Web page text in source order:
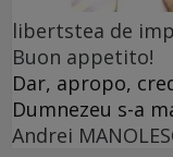
libertstea de
Buon appetito!
Dar, apropo,
Dumnezeu s-a
Andrei